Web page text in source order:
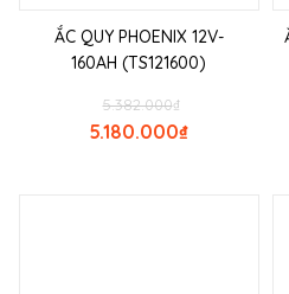
ẮC QUY PHOENIX 12V-
160AH (TS121600)
₫
5.382.000
₫
5.180.000